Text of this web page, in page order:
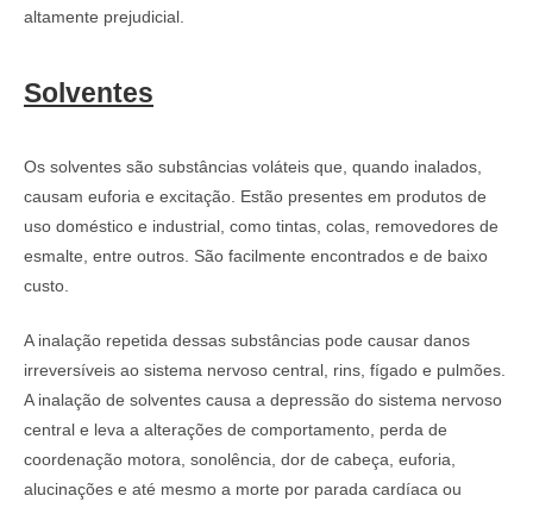
altamente prejudicial.
Solventes
Os solventes são substâncias voláteis que, quando inalados,
causam euforia e excitação. Estão presentes em produtos de
uso doméstico e industrial, como tintas, colas, removedores de
esmalte, entre outros. São facilmente encontrados e de baixo
custo.
A inalação repetida dessas substâncias pode causar danos
irreversíveis ao sistema nervoso central, rins, fígado e pulmões.
A inalação de solventes causa a depressão do sistema nervoso
central e leva a alterações de comportamento, perda de
coordenação motora, sonolência, dor de cabeça, euforia,
alucinações e até mesmo a morte por parada cardíaca ou